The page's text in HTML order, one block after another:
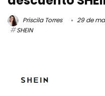
Priscila Torres 29 de
SHEIN